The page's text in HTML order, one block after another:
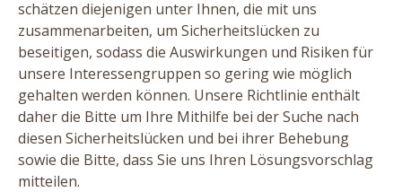
schätzen diejenigen unter Ihnen, die mit uns
zusammenarbeiten, um Sicherheitslücken zu
beseitigen, sodass die Auswirkungen und Risiken für
unsere Interessengruppen so gering wie möglich
gehalten werden können. Unsere Richtlinie enthält
daher die Bitte um Ihre Mithilfe bei der Suche nach
diesen Sicherheitslücken und bei ihrer Behebung
sowie die Bitte, dass Sie uns Ihren Lösungsvorschlag
mitteilen.